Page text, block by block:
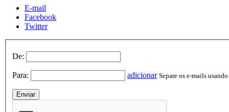
E-mail
Facebook
Twitter
De:
Para: adicionar Separe os e-mails